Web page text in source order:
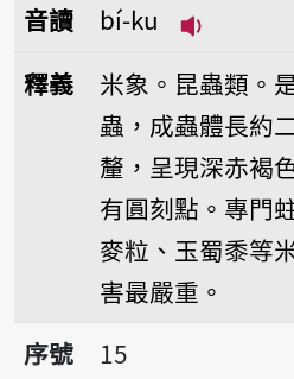
音讀
bí-ku
釋義
米象。昆蟲類。
蟲，成蟲體長約
釐，呈現深赤褐
有圓刻點。專門
麥粒、玉蜀黍等
害最嚴重。
序號15米粩
序號
15